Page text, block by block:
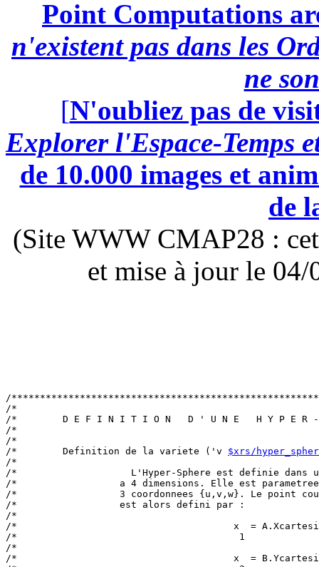
Point Computations
n'existent pas dans les
ne
[N'oubliez pas de
Explorer l'Espace-Temps
de 10.000 images et
de
(Site WWW CMAP28 :
et mise à jour le
/
/*
/*        D E F I N I T I O N   D ' U N E   H
/*
/*
/*        Definition de la variete ('v $xrs/
/*
/*                    L'Hyper-Sphere est definie
/*                  a 4 dimensions. Elle est
/*                  3 coordonnees {u,v,w}. Le
/*                  est alors defini par :
/*
/*                                      x  =
/*                                       1
/*
/*                                      x  =